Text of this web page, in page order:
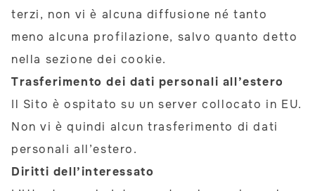
terzi, non vi è alcuna diffusione né tanto
meno alcuna profilazione, salvo quanto detto
nella sezione dei cookie.
Trasferimento dei dati personali all’estero
Il Sito è ospitato su un server collocato in EU.
Non vi è quindi alcun trasferimento di dati
personali all’estero.
Diritti dell’interessato